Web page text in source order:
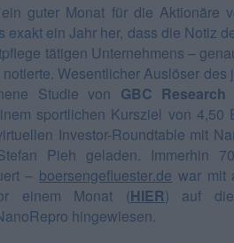
guter Monat für die Aktionäre
exakt ein Jahr her, dass die Notiz
tätigen Unternehmens –
Wesentlicher Auslöser des
Studie von GBC Research
sportlichen Kursziel von 4,50
Investor-Roundtable mit
Pieh geladen. Immerhin
– boersengefluester.de war mit
einem Monat (HIER) auf die
hingewiesen.